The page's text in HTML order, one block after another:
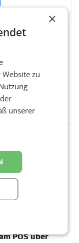
Umsatzplus im
Post AG hat im
was
gegenüber dem
und macht
AMSTERDAM. Der
hat im
operativ
die
POS über
×
zu
unserer